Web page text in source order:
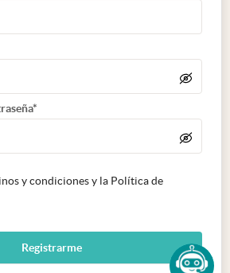
y condiciones y la Política de
Registrarme